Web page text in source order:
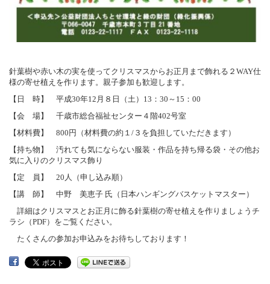
針葉樹や赤い木の実を使ってクリスマスからお正月まで飾れる２WAY仕
様の寄せ植えを作ります。親子参加も歓迎します。
【日 時】 平成30年12月８日（土）13：30～15：00
【会 場】 千歳市総合福祉センター４階402号室
【材料費】 800円（材料費の約１/３を負担していただきます）
【持ち物】 汚れても気にならない服装・作品を持ち帰る袋・その他お
気に入りのクリスマス飾り
【定 員】 20人（申し込み順）
【講 師】 中野 美恵子 氏（日本ハンギングバスケットマスター）
詳細はクリスマスとお正月に飾る針葉樹の寄せ植えを作りましょうチ
ラシ（PDF）をご覧ください。
たくさんの参加お申込みをお待ちしております！